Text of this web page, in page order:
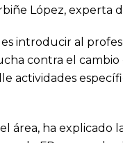
López, experta
introducir al
contra el cambio
actividades
área, ha